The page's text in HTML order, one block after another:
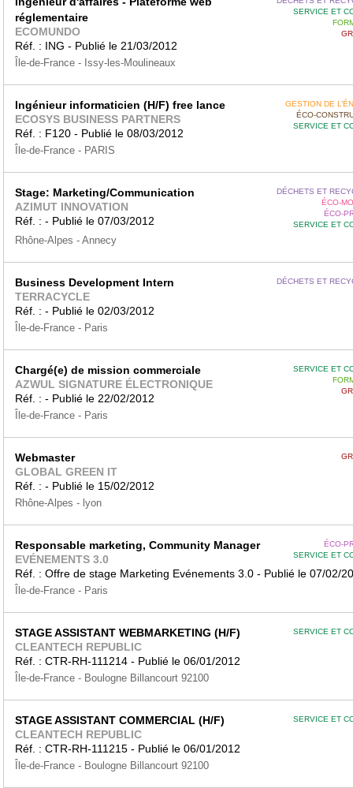
SERVICE ET
réglementaire
ECOMUNDO
Réf. : ING - Publié le 21/03/2012
Île-de-France - Issy-les-Moulineaux
GESTION DE
ÉCO-
SERVICE ET
Ingénieur informaticien (H/F) free lance
ECOSYS BUSINESS PARTNERS
Réf. : F120 - Publié le 08/03/2012
Île-de-France - PARIS
DÉCHETS ET
ÉCO-
ÉCO-
SERVICE ET
Stage: Marketing/Communication
AZIMUT INNOVATION
Réf. : - Publié le 07/03/2012
Rhône-Alpes - Annecy
DÉCHETS ET
Business Development Intern
TERRACYCLE
Réf. : - Publié le 02/03/2012
Île-de-France - Paris
SERVICE ET
Chargé(e) de mission commerciale
AZWUL SIGNATURE ÉLECTRONIQUE
Réf. : - Publié le 22/02/2012
Île-de-France - Paris
Webmaster
GLOBAL GREEN IT
Réf. : - Publié le 15/02/2012
Rhône-Alpes - lyon
ÉCO-
SERVICE ET
Responsable marketing, Community Manager
EVÉNEMENTS 3.0
Réf. : Offre de stage Marketing Evénements 3.0 - Publié le 07/02/
Île-de-France - Paris
SERVICE ET
STAGE ASSISTANT WEBMARKETING (H/F)
CLEANTECH REPUBLIC
Réf. : CTR-RH-111214 - Publié le 06/01/2012
Île-de-France - Boulogne Billancourt 92100
SERVICE ET
STAGE ASSISTANT COMMERCIAL (H/F)
CLEANTECH REPUBLIC
Réf. : CTR-RH-111215 - Publié le 06/01/2012
Île-de-France - Boulogne Billancourt 92100